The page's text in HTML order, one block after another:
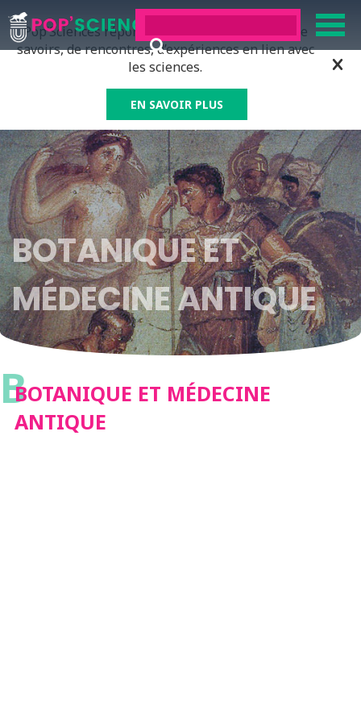
Pop’Sciences répond à tous ceux qui ont soif de
savoirs, de rencontres, d’expériences en lien avec
les sciences.
EN SAVOIR PLUS
BOTANIQUE ET
MÉDECINE ANTIQUE
BBOTANIQUE ET MÉDECINE
ANTIQUE